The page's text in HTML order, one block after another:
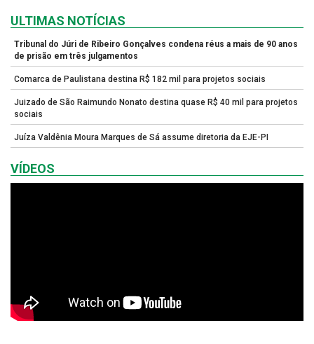
ULTIMAS NOTÍCIAS
Tribunal do Júri de Ribeiro Gonçalves condena réus a mais de 90 anos
de prisão em três julgamentos
Comarca de Paulistana destina R$ 182 mil para projetos sociais
Juizado de São Raimundo Nonato destina quase R$ 40 mil para projetos
sociais
Juíza Valdênia Moura Marques de Sá assume diretoria da EJE-PI
VÍDEOS